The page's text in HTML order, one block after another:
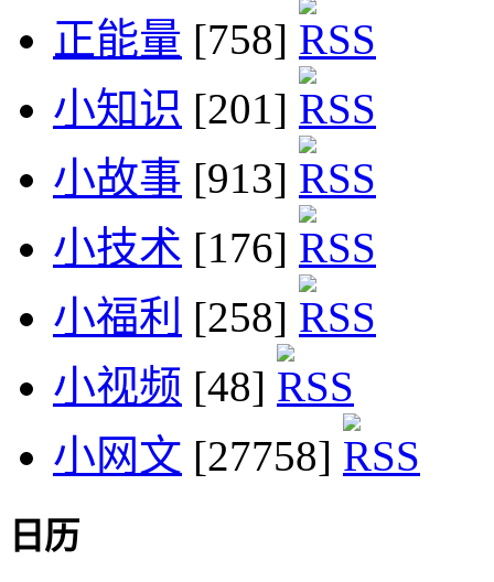
正能量 [758]
小知识 [201]
小故事 [913]
小技术 [176]
小福利 [258]
小视频 [48]
小网文 [27758]
日历